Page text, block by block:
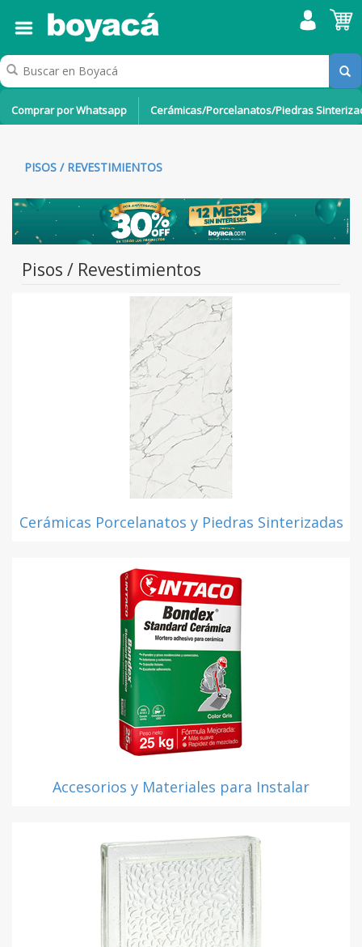
Comprar por Whatsapp Cerámicas/Porcelanatos/Piedras
PISOS / REVESTIMIENTOS
Pisos / Revestimientos
Cerámicas Porcelanatos y Piedras Sinterizadas
Accesorios y Materiales para Instalar